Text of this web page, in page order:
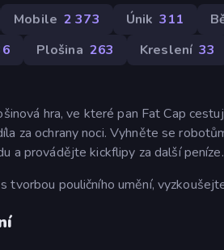
Mobile 2 373 Únik 311
Plošina 263 Kreslení 33
hra, ve které pan Fat Cap
za ochrany noci. Vyhněte se
a provádějte kickflipy za další peníze.
tvorbou pouličního umění,